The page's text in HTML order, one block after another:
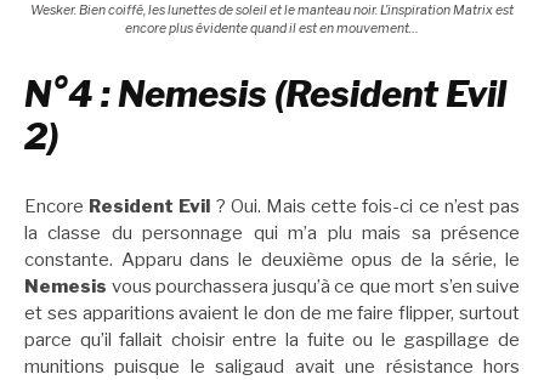
Wesker. Bien coiffé, les lunettes de soleil et le manteau noir. L’inspiration Matrix est
encore plus évidente quand il est en mouvement…
N°4 : Nemesis (Resident Evil
2)
Encore Resident Evil ? Oui. Mais cette fois-ci ce n’est pas
la classe du personnage qui m’a plu mais sa présence
constante. Apparu dans le deuxième opus de la série, le
Nemesis vous pourchassera jusqu’à ce que mort s’en suive
et ses apparitions avaient le don de me faire flipper, surtout
parce qu’il fallait choisir entre la fuite ou le gaspillage de
munitions puisque le saligaud avait une résistance hors